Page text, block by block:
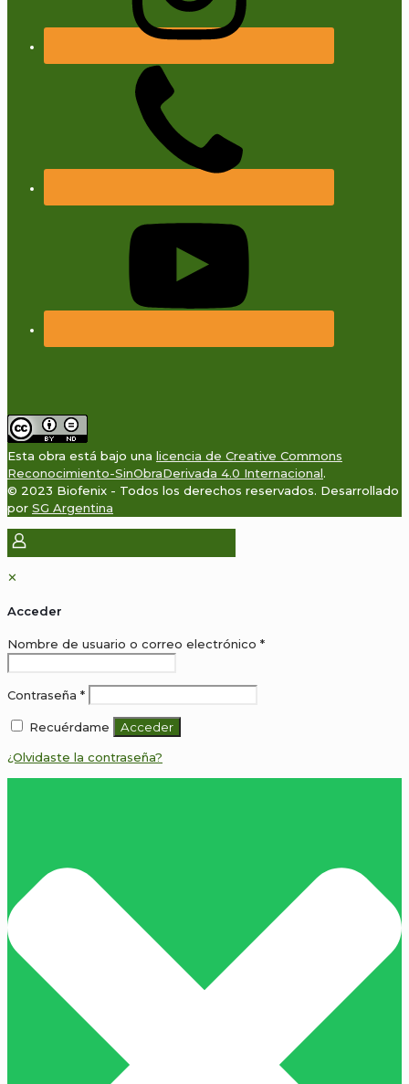
Esta obra está bajo una licencia de Creative Commons
Reconocimiento-SinObraDerivada 4.0 Internacional.
© 2023 Biofenix - Todos los derechos reservados. Desarrollado
por SG Argentina
✕
Acceder
Nombre de usuario o correo electrónico *Obligatorio
Contraseña *Obligatorio
Recuérdame Acceder
¿Olvidaste la contraseña?